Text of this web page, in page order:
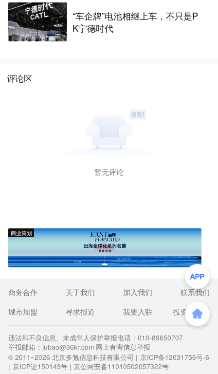
“车企牌”电池相继上车，不只是P
K宁德时代
评论区
暂无评论
商业策划
商务合作 关于我们 加入我们
联系我们
城市加盟
寻求报道 我要入驻 投资者关系
违法和不良信息、未成年人保护举报电话：010-89650707
举报邮箱：jubao@36kr.com 网上有害信息举报
© 2011~2026 北京多氪信息科技有限公司 | 京ICP备12031756号-6
| 京ICP证150143号 | 京公网安备11010502057322号